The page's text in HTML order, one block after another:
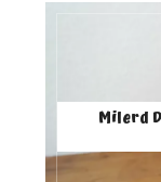
Milerd